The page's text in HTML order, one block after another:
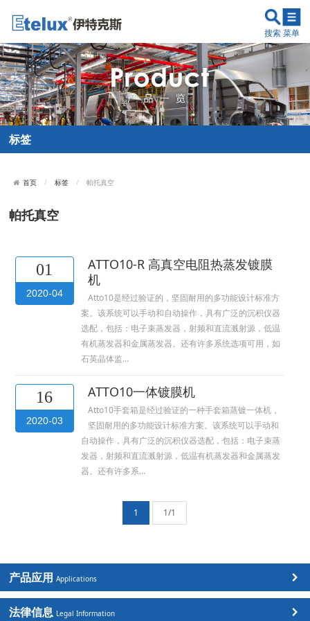
菜单
搜索
标签
首页 标签 帕托真空
帕托真空
01
2020-04
ATTO10-R 高真空电阻热蒸发镀膜
机
Atto10是经过验证的，坚固耐用的多功能设计标准方
案。该系统可以手动和自动操作，具有广泛的沉积仪器
选配，包括：电子束蒸发器，射频和直流溅射源，低温
有机蒸发器和金属蒸发器。还有许多系统选项可用，如
石英晶体监…
16
2020-03
ATTO10一体镀膜机
Atto10手套箱是经过验证的一种手套箱蒸镀一体机，
坚固耐用的多功能设计标准方案。该系统可以手动和
自动操作，具有广泛的沉积仪器选配，包括：电子束蒸
发器，射频和直流溅射源，低温有机蒸发器和金属蒸发
器。还有许多系…
1 1/1
产品应用Applications
法律信息 Legal Information